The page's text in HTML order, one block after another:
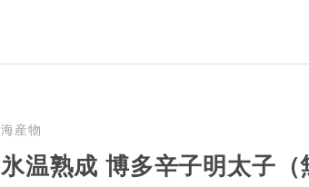
海産物
氷温熟成 博多辛子明太子（